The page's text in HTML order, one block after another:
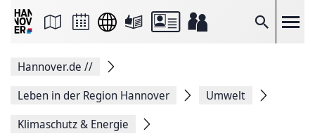
Suche
Seite
Facebook
teilen
Seitenlink
Hannover.de //
Leben in der Region Hannover
Umwelt
Klimaschutz & Energie